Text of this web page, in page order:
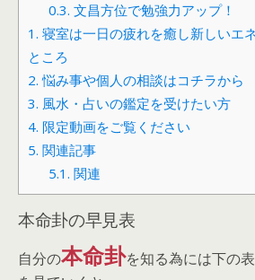
0.3. 文昌方位で勉強力アップ！
1. 寝室は一日の疲れを癒し新しいエ
ところ
2. 悩み事や個人の相談はコチラから
3. 風水・占いの鑑定を受けたい方
4. 限定動画をご覧ください
5. 関連記事
5.1. 関連
本命卦の早見表
自分の本命卦を知る為には下の